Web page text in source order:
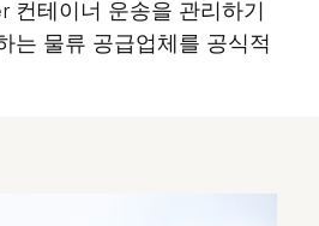
컨테이너 운송을 관리하기
는 물류 공급업체를 공식적